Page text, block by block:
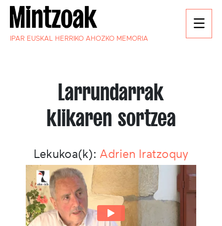
IPAR EUSKAL HERRIKO AHOZKO MEMORIA
Larrundarrak
klikaren sortzea
Lekukoa(k): Adrien Iratzoquy